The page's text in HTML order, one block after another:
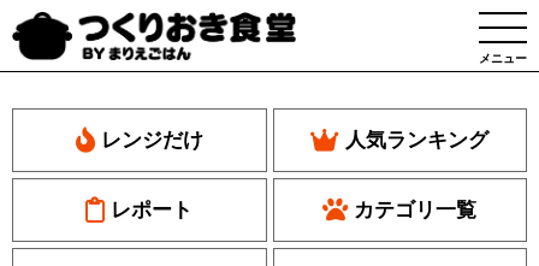
メニュー
レンジだけ 人気ランキング
レポート カテゴリ一覧